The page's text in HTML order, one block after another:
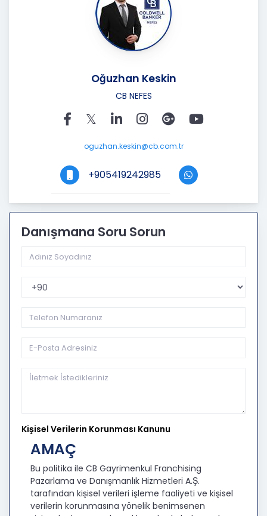
Oğuzhan Keskin
CB NEFES
oguzhan.keskin@cb.com.tr
+905419242985
Danışmana Soru Sorun
Telefon Kodu
Kişisel Verilerin Korunması Kanunu
AMAÇ
Bu politika ile CB Gayrimenkul Franchising
Pazarlama ve Danışmanlık Hizmetleri A.Ş.
tarafından kişisel verileri işleme faaliyeti ve kişisel
verilerin korunmasına yönelik benimsenen